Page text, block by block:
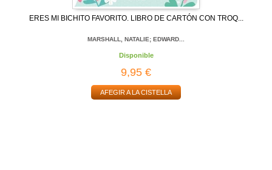
ERES MI BICHITO FAVORITO. LIBRO DE CARTÓN CON TROQ...
MARSHALL, NATALIE; EDWARD...
Disponible
9,95 €
AFEGIR A LA CISTELLA